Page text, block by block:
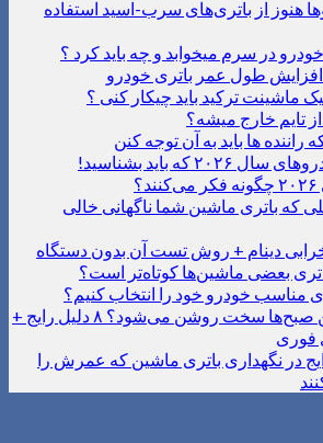
هنوز از باتری‌های سرب-اسید استفاده
در سرم میخوابد و چه باید کرد ؟
ماشینت ترکید باید چیکار کنی ؟
تایم خارج میشه؟
راننده ها باید به آن توجه کنن
۲۰۲۶ که باید بشناسید!
که باتری ماشین شما ناگهانی خالی
بعضی ماشین‌ها کوتاه‌تر است؟
مناسب خودرو خود را انتخاب کنیم؟
چرا ماشین صبح‌ها سخت روشن می‌شود؟ ۸ دلیل رایج +
فوری
رایج در نگهداری باتری ماشین که عمرش را